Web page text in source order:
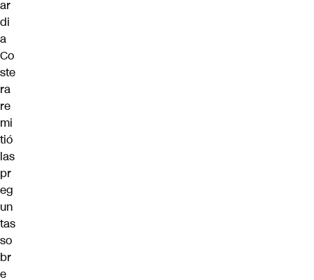
ar
di
a
Co
ste
ra
re
mi
tió
las
pr
eg
un
tas
so
br
e